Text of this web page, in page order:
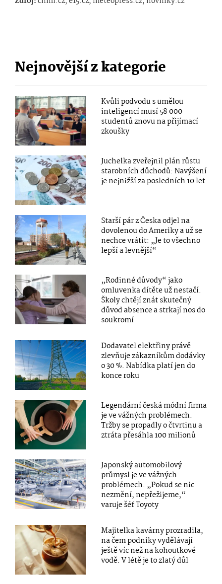
Nejnovější z kategorie
Kvůli podvodu s umělou
inteligencí musí 58 000
studentů znovu na přijímací
zkoušky
Juchelka zveřejnil plán růstu
starobních důchodů: Navýšení
je nejnižší za posledních 10 let
Starší pár z Česka odjel na
dovolenou do Ameriky a už se
nechce vrátit: „Je to všechno
lepší a levnější“
„Rodinné důvody“ jako
omluvenka dítěte už nestačí.
Školy chtějí znát skutečný
důvod absence a strkají nos do
soukromí
Dodavatel elektřiny právě
zlevňuje zákazníkům dodávky
o 30 %. Nabídka platí jen do
konce roku
Legendární česká módní firma
je ve vážných problémech.
Tržby se propadly o čtvrtinu a
ztráta přesáhla 100 milionů
Japonský automobilový
průmysl je ve vážných
problémech. „Pokud se nic
nezmění, nepřežijeme,“
varuje šéf Toyoty
Majitelka kavárny prozradila,
na čem podniky vydělávají
ještě víc než na kohoutkové
vodě. V létě je to zlatý důl